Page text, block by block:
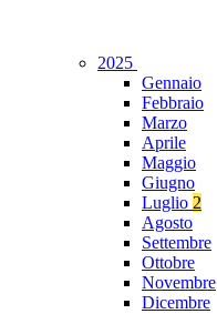
2025
Gennaio
Febbraio
Marzo
Aprile
Maggio
Giugno
Luglio 2
Agosto
Settembre
Ottobre
Novembre
Dicembre